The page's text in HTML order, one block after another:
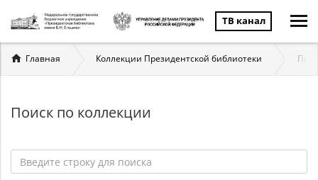
ТВ канал
Вы
здесь
Главная Коллекции Президентской библиотеки
Поиск по коллекции